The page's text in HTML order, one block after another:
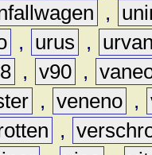
,
, urus ,
, v90 ,
, veneno ,
,